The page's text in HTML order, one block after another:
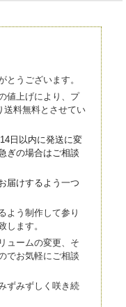
とうございます。
値上げにより、プ
送料無料とさせてい
日以内に発送に変
ぎの場合はご相談
届けするよう一つ
よう制作して参り
します。
ュームの変更、そ
でお気軽にご相談
ずみずしく咲き続